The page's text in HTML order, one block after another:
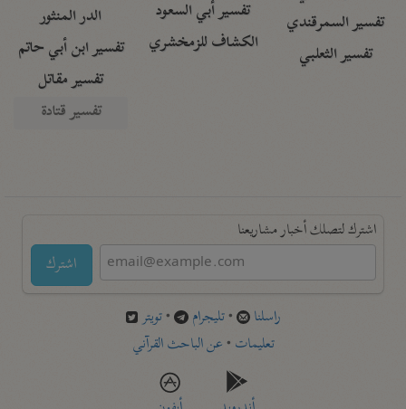
تفسير السمرقندي
تفسير الثعلبي
تفسير أبي السعود
الكشاف للزمخشري
الدر المنثور
تفسير ابن أبي حاتم
تفسير مقاتل
تفسير قتادة
اشترك لتصلك أخبار مشاريعنا
اشترك
راسلنا •تليجرام •تويتر
تعليمات •عن الباحث القرآني